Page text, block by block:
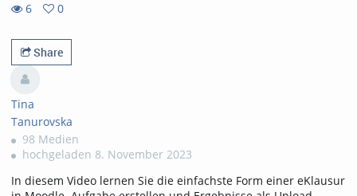
6
views
0
favorites
Share
Tina
Tanurovska
98 Medien
hochgeladen 8. November 2023
In diesem Video lernen Sie die einfachste Form einer eKlausur